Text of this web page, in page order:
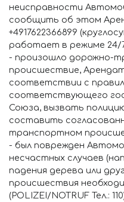
неисправности
сообщить об этом
+4917622366899
работает в режиме 24/
- произошло дорожно-
происшествие,
соответствии с
соответствующего
Союза, вызвать полицию
составить
транспортном
- был поврежден
несчастных случаев
падения дерева или
происшествия
(POLIZEI/NOTRUF Тел.: